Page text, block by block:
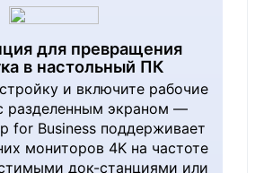
Intel®Core™
Ultra X7
processor
(Series 3):
Intel ®Arc™
для превращения
в настольный ПК
и включите рабочие
разделенным экраном —
for Business поддерживает
мониторов 4K на частоте
док-станциями или